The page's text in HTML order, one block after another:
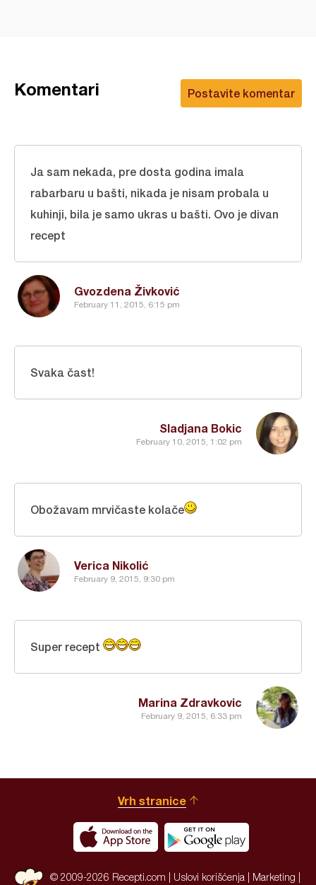
Postavite komentar
Komentari
Gvozdena Živković
February 11, 2015, 6:15 pm
Ja sam nekada, pre dosta godina imala
rabarbaru u bašti, nikada je nisam probala u
kuhinji, bila je samo ukras u bašti. Ovo je divan
recept
Sladjana Bokic
February 10, 2015, 1:02 pm
Svaka čast!
Verica Nikolić
February 9, 2015, 9:30 pm
Obožavam mrvičaste kolače
Marina Zdravkovic
February 9, 2015, 6:33 pm
Super recept
Vrh stranice
© 2009-2026 Recepti.com | Uslovi korišćenja Marketing